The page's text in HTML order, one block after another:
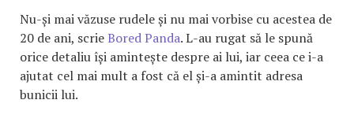
Nu-și mai văzuse rudele și nu mai vorbise cu acestea de
20 de ani, scrieBored Panda. L-au rugat să le spună
orice detaliu își amintește despre ai lui, iar ceea ce i-a
ajutat cel mai mult a fost că el și-a amintit adresa
bunicii lui.